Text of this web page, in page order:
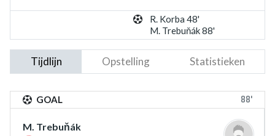
R. Korba 48'
M. Trebuňák 88'
Tijdlijn Opstelling Statistieken
GOAL 88'
M. Trebuňák